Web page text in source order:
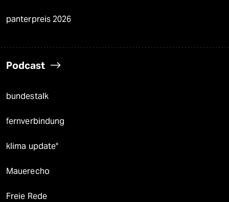
panterpreis 2026
Podcast
bundestalk
fernverbindung
klima update°
Mauerecho
Freie Rede